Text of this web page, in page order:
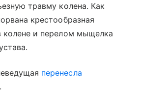
травму колена. Как
крестообразная
колене и перелом мыщелка
перенесла